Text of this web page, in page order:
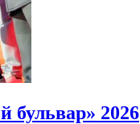
бульвар» 2026